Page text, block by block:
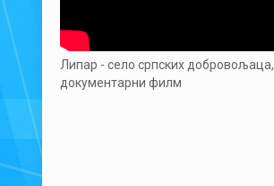
Липар - село српских добровољаца,
документарни филм